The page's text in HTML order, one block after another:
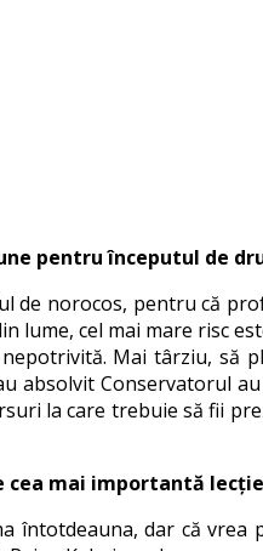
pentru începutul de
norocos, pentru că
lume, cel mai mare risc
Mai târziu, să
Conservatorul
la care trebuie să fii
mai importantă
întotdeauna, dar că